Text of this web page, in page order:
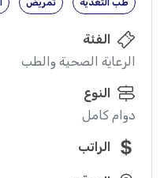
طب التغذية تمريض
الفئة
الرعاية الصحية والطب
النوع
دوام كامل
الراتب